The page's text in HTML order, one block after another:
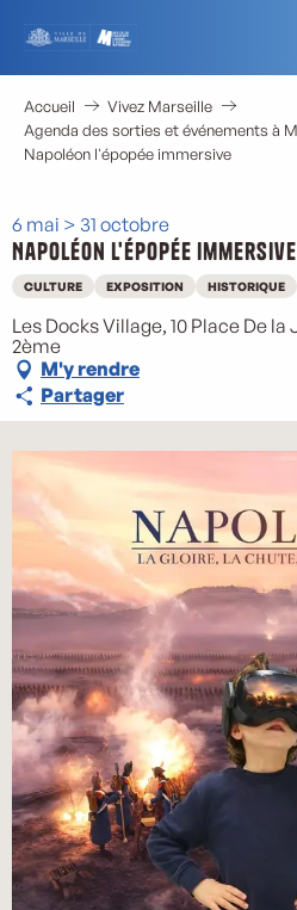
contenu
principal
Accueil
Vivez Marseille
Agenda des sorties et événements à
Napoléon l'épopée immersive
6 mai > 31 octobre
Napoléon l'épopée immersive
CULTURE EXPOSITION HISTORIQUE
Les Docks Village, 10 Place De
2ème
M'y rendre
Partager